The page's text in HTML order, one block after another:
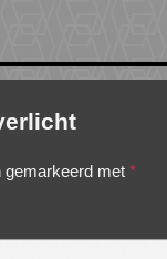
gemarkeerd met *